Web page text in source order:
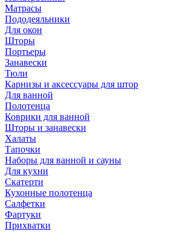
Матрасы
Пододеяльники
Для окон
Шторы
Портьеры
Занавески
Тюли
Карнизы и аксессуары для штор
Для ванной
Полотенца
Коврики для ванной
Шторы и занавески
Халаты
Тапочки
Наборы для ванной и сауны
Для кухни
Скатерти
Кухонные полотенца
Салфетки
Фартуки
Прихватки